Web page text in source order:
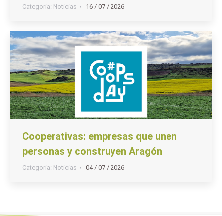
Categoria: Noticias 16 / 07 / 2026
Cooperativas: empresas que unen
personas y construyen Aragón
Categoria: Noticias 04 / 07 / 2026